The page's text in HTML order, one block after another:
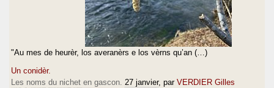
"Au mes de heurèr, los averanèrs e los vèrns qu’an (…)
Un conidèr.
Les noms du nichet en gascon. 27 janvier, par VERDIER Gilles